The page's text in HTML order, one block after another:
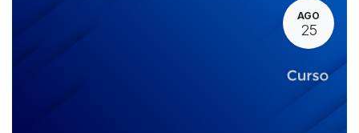
AGO
25